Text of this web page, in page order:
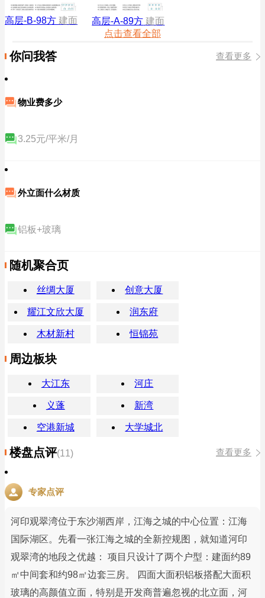
高层-B-98方 建面 高层-A-89方 建面
点击查看全部
你问我答 查看更多
物业费多少
3.25元/平米/月
外立面什么材质
铝板+玻璃
随机聚合页
丝绸大厦 创意大厦
耀江文欣大厦 润东府
木材新村 恒锦苑
周边板块
大江东 河庄
义蓬 新湾
空港新城 大学城北
楼盘点评(11) 查看更多
专家点评
河印观翠湾位于东沙湖西岸，江海之城的中心位置：江海
国际湖区。先看一张江海之城的全新控规图，就知道河印
观翠湾的地段之优越： 项目只设计了两个户型：建面约89
㎡中间套和约98㎡边套三房。 四面大面积铝板搭配大面积
玻璃的高颜值立面，特别是开发商普遍忽视的北立面，河